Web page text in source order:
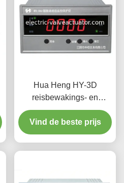
Hua Heng HY-3D
reisbewakings- en
beschermingsinstrument -
Verplaatsingsbewaking
en limietbescherming van
Vind de beste prijs